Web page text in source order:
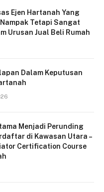
Ejen Hartanah Yang
Tetapi Sangat
Urusan Jual Beli Rumah
Dalam Keputusan
Menjadi Perunding
di Kawasan Utara –
Certification Course